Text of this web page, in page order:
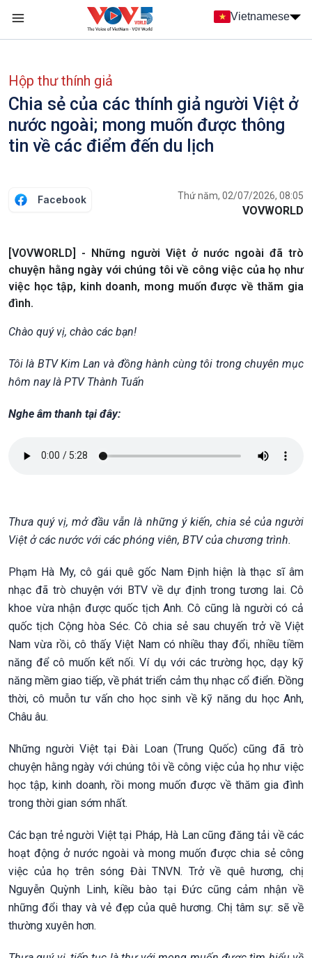
Nhảy đến nội dung
Vietnamese
Hộp thư thính giả
Chia sẻ của các thính giả người Việt ở
nước ngoài; mong muốn được thông
tin về các điểm đến du lịch
Facebook Thứ năm, 02/07/2026, 08:05
VOVWORLD
[VOVWORLD] - Những người Việt ở nước ngoài đã trò
chuyện hằng ngày với chúng tôi về công việc của họ như
việc học tập, kinh doanh, mong muốn được về thăm gia
đình.
Chào quý vị, chào các bạn!
Tôi là BTV Kim Lan và đồng hành cùng tôi trong chuyên mục
hôm nay là PTV Thành Tuấn
Nghe âm thanh tại đây:
Thưa quý vị, mở đầu vẫn là những ý kiến, chia sẻ của người
Việt ở các nước với các phóng viên, BTV của chương trình.
Phạm Hà My, cô gái quê gốc Nam Định hiện là thạc sĩ âm
nhạc đã trò chuyện với BTV về dự định trong tương lai. Cô
khoe vừa nhận được quốc tịch Anh. Cô cũng là người có cả
quốc tịch Cộng hòa Séc. Cô chia sẻ sau chuyến trở về Việt
Nam vừa rồi, cô thấy Việt Nam có nhiều thay đổi, nhiều tiềm
năng để cô muốn kết nối. Ví dụ với các trường học, dạy kỹ
năng mềm giao tiếp, về phát triển cảm thụ nhạc cổ điển. Đồng
thời, cô muỗn tư vấn cho học sinh về kỹ năng du học Anh,
Châu âu.
Những người Việt tại Đài Loan (Trung Quốc) cũng đã trò
chuyện hằng ngày với chúng tôi về công việc của họ như việc
học tập, kinh doanh, rồi mong muốn được về thăm gia đình
trong thời gian sớm nhất.
Các bạn trẻ người Việt tại Pháp, Hà Lan cũng đăng tải về các
hoạt động ở nước ngoài và mong muốn được chia sẻ công
việc của họ trên sóng Đài TNVN. Trở về quê hương, chị
Nguyễn Quỳnh Linh, kiều bào tại Đức cũng cảm nhận về
những đổi thay và vẻ đẹp của quê hương. Chị tâm sự: sẽ về
thường xuyên hơn.